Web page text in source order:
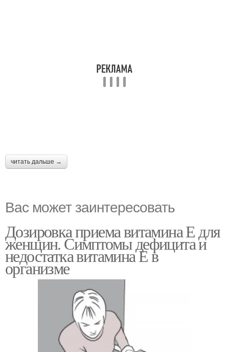
читать дальше →
Вас может заинтересовать
Дозировка приема витамина Е для
женщин. Симптомы дефицита и
недостатка витамина Е в
организме